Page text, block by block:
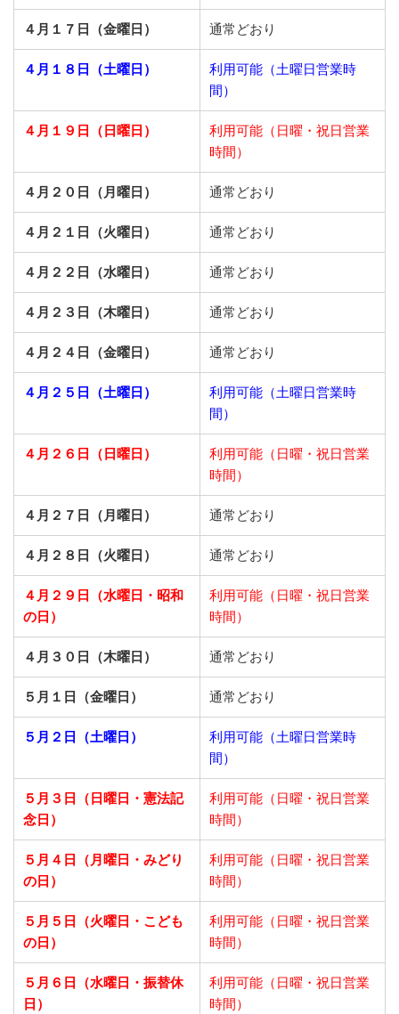
４月１７日（金曜日） 通常どおり
４月１８日（土曜日）
利用可能（土曜日営業時
間）
４月１９日（日曜日）
利用可能（日曜・祝日営業
時間）
４月２０日（月曜日） 通常どおり
４月２１日（火曜日） 通常どおり
４月２２日（水曜日） 通常どおり
４月２３日（木曜日） 通常どおり
４月２４日（金曜日） 通常どおり
４月２５日（土曜日）
利用可能（土曜日営業時
間）
４月２６日（日曜日）
利用可能（日曜・祝日営業
時間）
４月２７日（月曜日） 通常どおり
４月２８日（火曜日） 通常どおり
４月２９日（水曜日・昭和
の日）
利用可能（日曜・祝日営業
時間）
４月３０日（木曜日） 通常どおり
５月１日（金曜日） 通常どおり
５月２日（土曜日）
利用可能（土曜日営業時
間）
５月３日（日曜日・憲法記
念日）
利用可能（日曜・祝日営業
時間）
５月４日（月曜日・みどり
の日）
利用可能（日曜・祝日営業
時間）
５月５日（火曜日・こども
の日）
利用可能（日曜・祝日営業
時間）
５月６日（水曜日・振替休
日）
利用可能（日曜・祝日営業
時間）